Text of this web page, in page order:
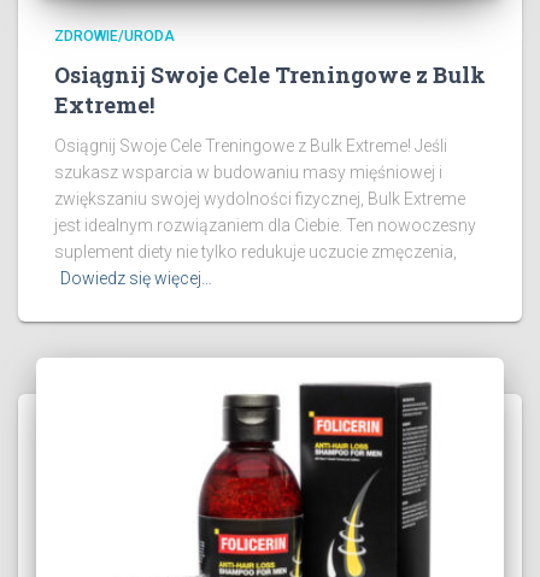
ZDROWIE/URODA
Osiągnij Swoje Cele Treningowe z Bulk
Extreme!
Osiągnij Swoje Cele Treningowe z Bulk Extreme! Jeśli
szukasz wsparcia w budowaniu masy mięśniowej i
zwiększaniu swojej wydolności fizycznej, Bulk Extreme
jest idealnym rozwiązaniem dla Ciebie. Ten nowoczesny
suplement diety nie tylko redukuje uczucie zmęczenia,
Dowiedz się więcej…